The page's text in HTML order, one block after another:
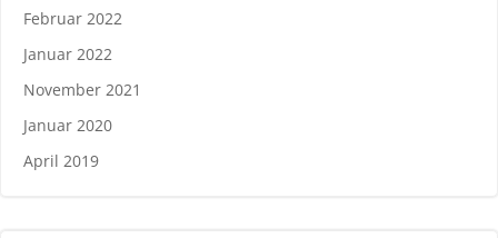
Februar 2022
Januar 2022
November 2021
Januar 2020
April 2019